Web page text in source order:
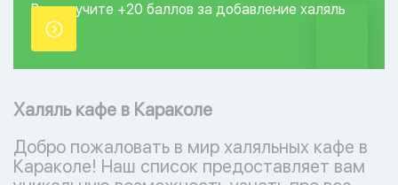
Вы получите +20 баллов за добавление халяль
точки.
Халяль кафе в Караколе
Добро пожаловать в мир халяльных кафе в
Караколе! Наш список предоставляет вам